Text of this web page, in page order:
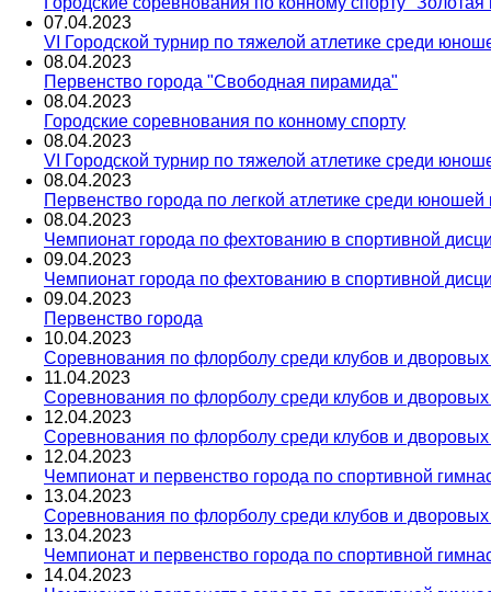
07.04.2023
VI Городской турнир по тяжелой атлетике среди
08.04.2023
Первенство города "Свободная пирамида"
08.04.2023
Городские соревнования по конному спорту
08.04.2023
VI Городской турнир по тяжелой атлетике среди
08.04.2023
Первенство города по легкой атлетике среди
08.04.2023
Чемпионат города по фехтованию в спортивной
09.04.2023
Чемпионат города по фехтованию в спортивной
09.04.2023
Первенство города
10.04.2023
Соревнования по флорболу среди клубов и дворовых
11.04.2023
Соревнования по флорболу среди клубов и дворовых
12.04.2023
Соревнования по флорболу среди клубов и дворовых
12.04.2023
Чемпионат и первенство города по спортивной
13.04.2023
Соревнования по флорболу среди клубов и дворовых
13.04.2023
Чемпионат и первенство города по спортивной
14.04.2023